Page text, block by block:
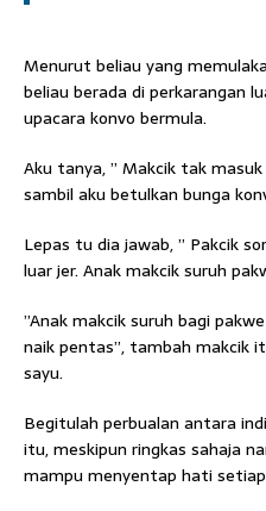
Menurut beliau yang
beliau berada di perkarangan
upacara konvo bermula.
Aku tanya, ” Makcik tak
sambil aku betulkan bunga
Lepas tu dia jawab, ” Pakcik
luar jer. Anak makcik suruh
”Anak makcik suruh bagi
naik pentas”, tambah makcik
sayu.
Begitulah perbualan antara
itu, meskipun ringkas sahaja
mampu menyentap hati